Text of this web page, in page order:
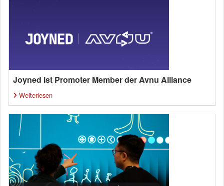
Joyned ist Promoter Member der Avnu Alliance
Weiterlesen